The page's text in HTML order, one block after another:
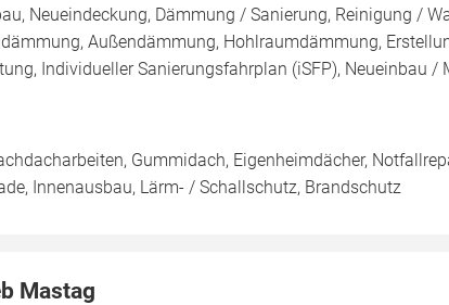
Neueindeckung, Dämmung / Sanierung, Reinigung /
Außendämmung, Hohlraumdämmung,
Individueller Sanierungsfahrplan (iSFP), Neueinbau /
Gummidach, Eigenheimdächer,
Innenausbau, Lärm- / Schallschutz, Brandschutz
Mastag